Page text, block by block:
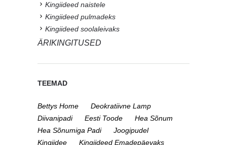
Kingiideed naistele
Kingiideed pulmadeks
Kingiideed soolaleivaks
ÄRIKINGITUSED
TEEMAD
Bettys Home
Deokratiivne Lamp
Diivanipadi
Eesti Toode
Hea Sõnum
Hea Sõnumiga Padi
Joogipudel
Kingiidee
Kingiideed Emadepäevaks